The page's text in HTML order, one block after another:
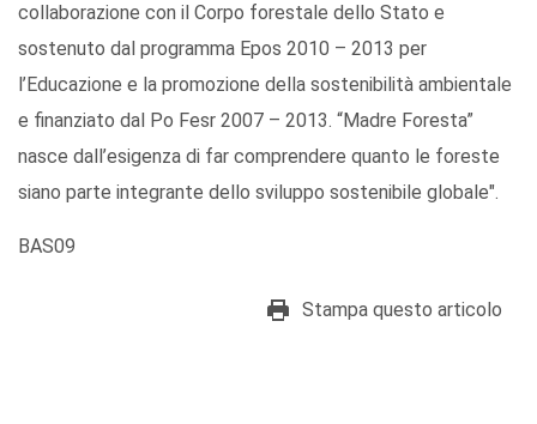
collaborazione con il Corpo forestale dello Stato e
sostenuto dal programma Epos 2010 – 2013 per
l’Educazione e la promozione della sostenibilità ambientale
e finanziato dal Po Fesr 2007 – 2013. “Madre Foresta”
nasce dall’esigenza di far comprendere quanto le foreste
siano parte integrante dello sviluppo sostenibile globale".
BAS09
Stampa questo articolo